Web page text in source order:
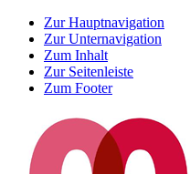
Zur Hauptnavigation
Zur Unternavigation
Zum Inhalt
Zur Seitenleiste
Zum Footer